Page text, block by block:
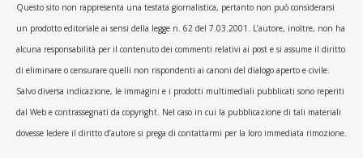
Questo sito non rappresenta una testata giornalistica, pertanto non può considerarsi
un prodotto editoriale ai sensi della legge n. 62 del 7.03.2001. L’autore, inoltre, non ha
alcuna responsabilità per il contenuto dei commenti relativi ai post e si assume il diritto
di eliminare o censurare quelli non rispondenti ai canoni del dialogo aperto e civile.
Salvo diversa indicazione, le immagini e i prodotti multimediali pubblicati sono reperiti
dal Web e contrassegnati da copyright. Nel caso in cui la pubblicazione di tali materiali
dovesse ledere il diritto d’autore si prega di contattarmi per la loro immediata rimozione.